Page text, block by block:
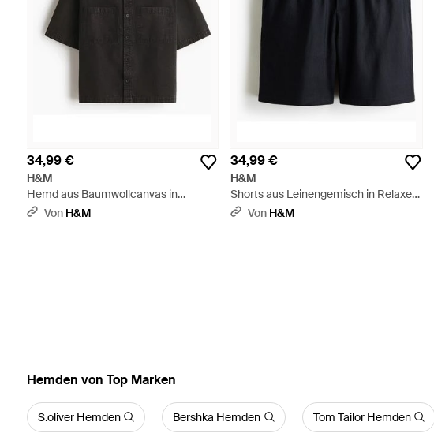
34,99 €
H&M
Hemd aus Baumwollcanvas in
Relaxed Fit - Schwarz
Von H&M
34,99 €
H&M
Shorts aus Leinengemisch in Relaxed
Fit - Schwarz
Von H&M
Hemden von Top Marken
S.oliver Hemden Bershka Hemden Tom Tailor Hemden